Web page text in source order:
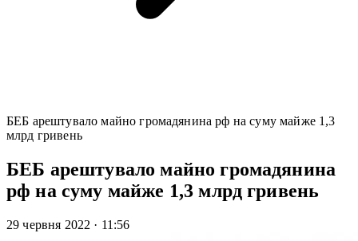
БЕБ арештувало майно громадянина рф на суму майже 1,3
млрд гривень
БЕБ арештувало майно громадянина
рф на суму майже 1,3 млрд гривень
29 червня 2022 · 11:56